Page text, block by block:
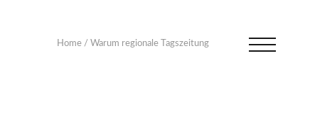
Home / Warum regionale Tagszeitung